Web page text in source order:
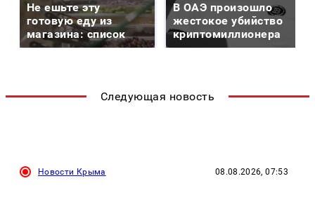
Не ешьте эту
готовую еду из
магазина: список
В ОАЭ произошло
жестокое убийство
криптомиллионера
Следующая новость
Новости Крыма 08.08.2026, 07:53